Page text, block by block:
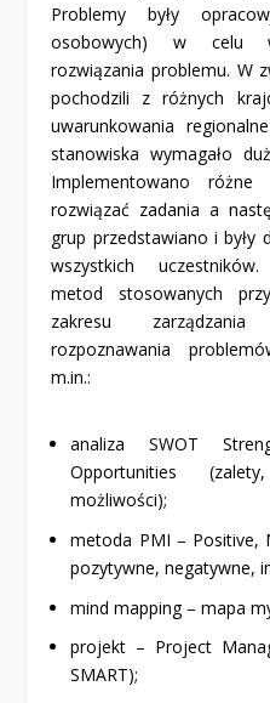
Problemy były
osobowych) w celu
rozwiązania problemu. W
pochodzili z różnych
uwarunkowania
stanowiska wymagało
Implementowano
rozwiązać zadania a
grup przedstawiano i były
wszystkich
metod stosowanych
zakresu
rozpoznawania
m.in.:
analiza SWOT
Opportunities
możliwości);
metoda PMI – Positive,
pozytywne, negatywne,
mind mapping – mapa
projekt – Project
SMART);